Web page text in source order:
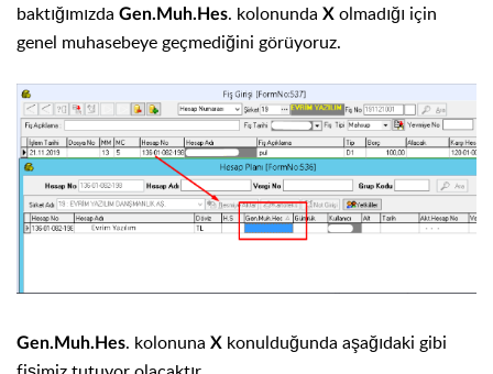
baktığımızda Gen.Muh.Hes. kolonunda X olmadığı için
genel muhasebeye geçmediğini görüyoruz.
Gen.Muh.Hes. kolonuna X konulduğunda aşağıdaki gibi